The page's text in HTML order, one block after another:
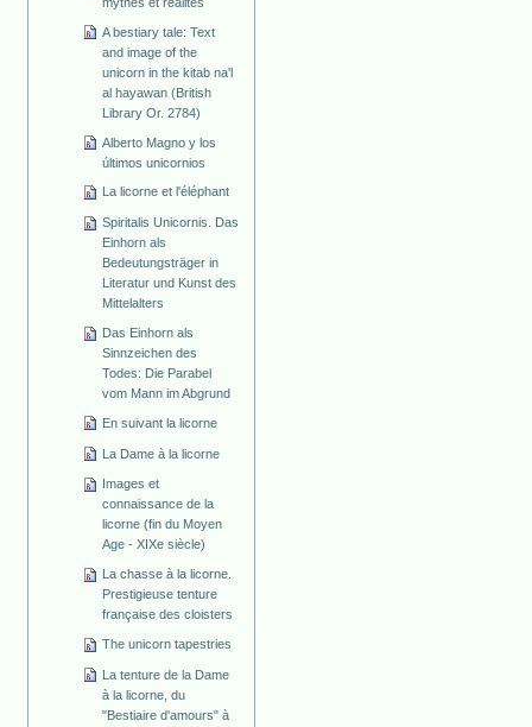
A bestiary tale: Text
and image of the
unicorn in the kitab na'l
al hayawan (British
Library Or. 2784)
Alberto Magno y los
últimos unicornios
La licorne et l'éléphant
Spiritalis Unicornis. Das
Einhorn als
Bedeutungsträger in
Literatur und Kunst des
Mittelalters
Das Einhorn als
Sinnzeichen des
Todes: Die Parabel
vom Mann im Abgrund
En suivant la licorne
La Dame à la licorne
Images et
connaissance de la
licorne (fin du Moyen
Age - XIXe siècle)
La chasse à la licorne.
Prestigieuse tenture
française des cloisters
The unicorn tapestries
La tenture de la Dame
à la licorne, du
"Bestiaire d'amours" à